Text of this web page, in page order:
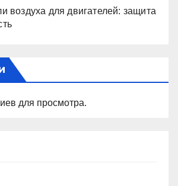
воздуха для двигателей: защита
для просмотра.